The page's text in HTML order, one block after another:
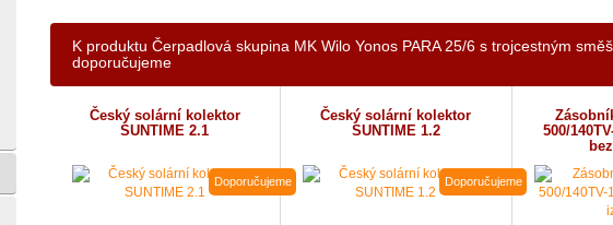
K produktu Čerpadlová skupina MK Wilo Yonos PARA 25/6 s trojcestným
doporučujeme
Český solární kolektor
SUNTIME 2.1
Doporučujeme
Český solární kolektor
SUNTIME 1.2
Doporučujeme
500/